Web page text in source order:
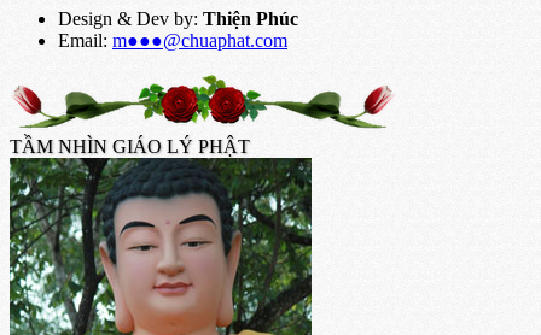
Design & Dev by: Thiện Phúc
Email: m●●●@chuaphat.com
TẦM NHÌN GIÁO LÝ PHẬT